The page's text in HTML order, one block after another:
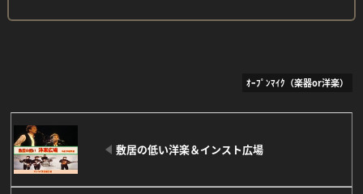
ｵｰﾌﾟﾝﾏｲｸ（楽器or洋楽）
敷居の低い洋楽＆インスト広場